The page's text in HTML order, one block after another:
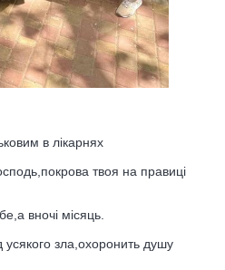
в лікарнях
твоя на правиці
вночі місяць.
усякого зла,охоронить душу